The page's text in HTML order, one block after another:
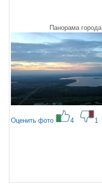
Панорама города
Оценить фото 4 1